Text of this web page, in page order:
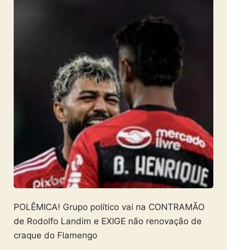
POLÊMICA! Grupo político vai na CONTRAMÃO
de Rodolfo Landim e EXIGE não renovação de
craque do Flamengo